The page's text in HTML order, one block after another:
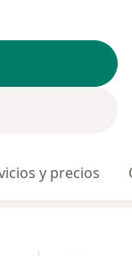
y precios